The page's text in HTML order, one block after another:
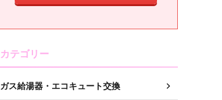
カテゴリー
ガス給湯器・エコキュート交換